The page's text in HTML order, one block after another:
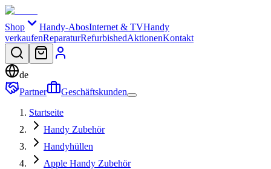
Shop Handy-AbosInternet & TVHandy
verkaufenReparaturRefurbishedAktionenKontakt
de
Partner
Geschäftskunden
Startseite
Handy Zubehör
Handyhüllen
Apple Handy Zubehör